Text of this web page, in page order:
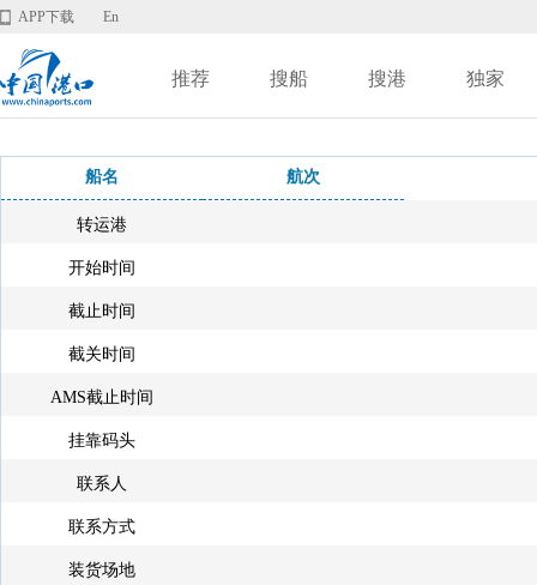
APP下载 En
推荐 搜船 搜港 独家
船名 航次
转运港
开始时间
截止时间
截关时间
AMS截止时间
挂靠码头
联系人
联系方式
装货场地